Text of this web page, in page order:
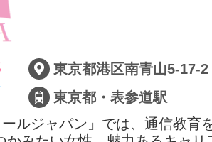
東京都港区南青山5-17-2
東京都・表参道駅
ールジャパン」では、通信教育